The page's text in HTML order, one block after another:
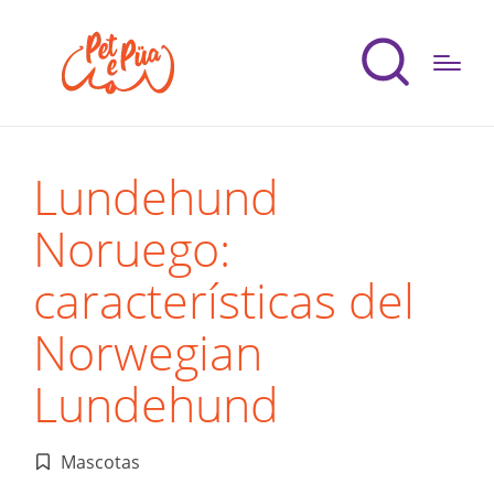
Lundehund
Noruego:
características del
Norwegian
Lundehund
Publicado
Mascotas